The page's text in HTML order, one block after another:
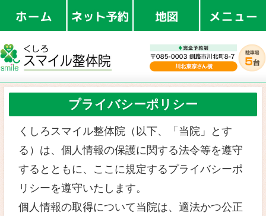
釧路で整体
プライバシーポ
くしろスマイル整体院（以下、